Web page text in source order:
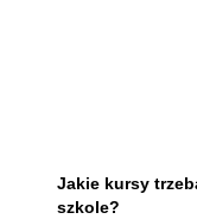
Jakie kursy
szkole?